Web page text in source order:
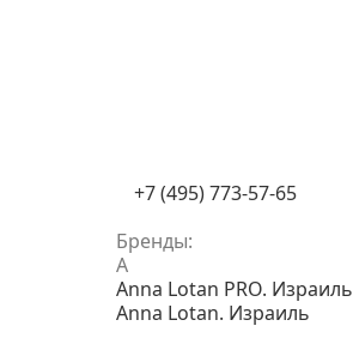
+7 (495) 773-57-65
Бренды:
A
Anna Lotan PRO. Израиль
Anna Lotan. Израиль